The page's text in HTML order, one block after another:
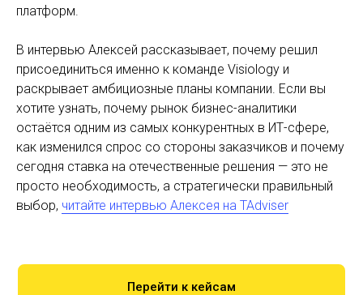
платформ.
В интервью Алексей рассказывает, почему решил
присоединиться именно к команде Visiology и
раскрывает амбициозные планы компании. Если вы
хотите узнать, почему рынок бизнес-аналитики
остаётся одним из самых конкурентных в ИТ-сфере,
как изменился спрос со стороны заказчиков и почему
сегодня ставка на отечественные решения — это не
просто необходимость, а стратегически правильный
выбор, читайте интервью Алексея на TAdviser
Перейти к кейсам